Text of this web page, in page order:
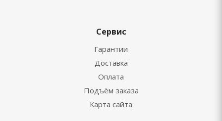
Сервис
Гарантии
Доставка
Оплата
Подъём заказа
Карта сайта